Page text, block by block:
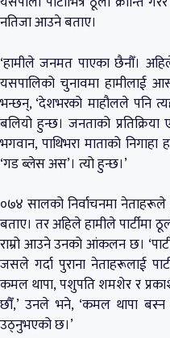
नतिजा आउने बताए।
‘हामीले जनमत पाएका छैनौँ।
यसपालिको चुनावमा हामीलाई
भन्छन्, ‘देशभरको माहौलले पनि
बलियो हुन्छ। जनताको
भगवान, पाथिभरा माताको
‘गड ब्लेस अस’। त्यो हुन्छ।’
०७४ सालको निर्वाचनमा
बताए। तर अहिले हामीले पार्टीमा
राम्रो आउने उनको आंकलन छ।
जसले गर्दा पुराना नेताहरूलाई
कमल थापा, पशुपति शमशेर र
छौँ,’ उनले भने, ‘कमल थापा बस्न
उठ्नुभएको छ।’